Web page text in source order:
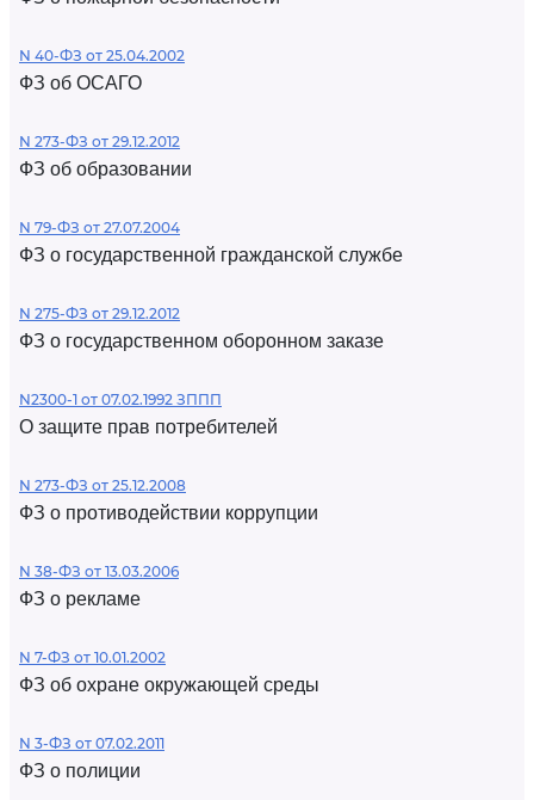
N 40-ФЗ от 25.04.2002
ФЗ об ОСАГО
N 273-ФЗ от 29.12.2012
ФЗ об образовании
N 79-ФЗ от 27.07.2004
ФЗ о государственной гражданской службе
N 275-ФЗ от 29.12.2012
ФЗ о государственном оборонном заказе
N2300-1 от 07.02.1992 ЗППП
О защите прав потребителей
N 273-ФЗ от 25.12.2008
ФЗ о противодействии коррупции
N 38-ФЗ от 13.03.2006
ФЗ о рекламе
N 7-ФЗ от 10.01.2002
ФЗ об охране окружающей среды
N 3-ФЗ от 07.02.2011
ФЗ о полиции